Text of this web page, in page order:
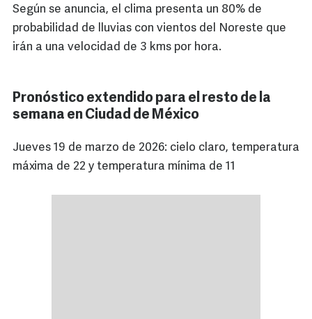
Según se anuncia, el clima presenta un 80% de
probabilidad de lluvias con vientos del Noreste que
irán a una velocidad de 3 kms por hora.
Pronóstico extendido para el resto de la
semana en Ciudad de México
Jueves 19 de marzo de 2026: cielo claro, temperatura
máxima de 22 y temperatura mínima de 11